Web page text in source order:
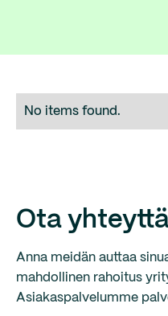
No items found.
Ota
Anna meidän auttaa
mahdollinen rahoitus
Asiakaspalvelumme